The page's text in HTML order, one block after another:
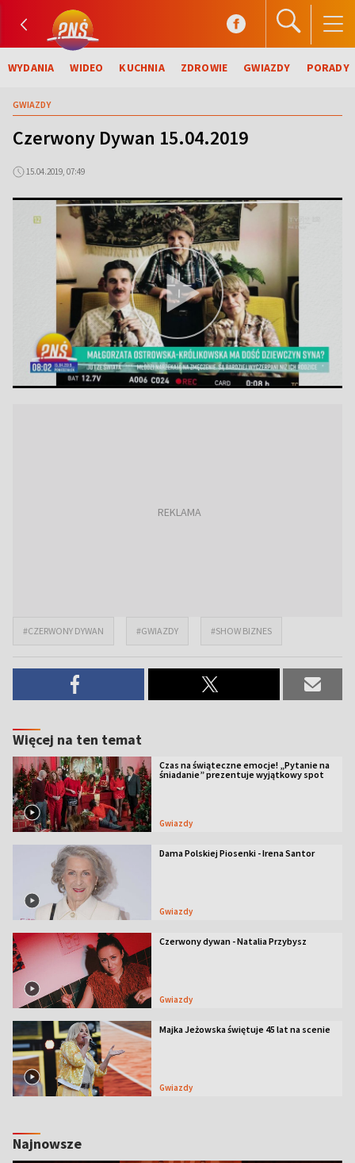
WYDANIA WIDEO KUCHNIA ZDROWIE GWIAZDY PORADY
GWIAZDY
Czerwony Dywan 15.04.2019
15.04.2019, 07:49
#CZERWONY DYWAN #GWIAZDY #SHOW BIZNES
Więcej na ten temat
Czas na świąteczne emocje! „Pytanie na
śniadanie” prezentuje wyjątkowy spot
Gwiazdy
Dama Polskiej Piosenki - Irena Santor
Gwiazdy
Czerwony dywan - Natalia Przybysz
Gwiazdy
Majka Jeżowska świętuje 45 lat na scenie
Gwiazdy
Najnowsze